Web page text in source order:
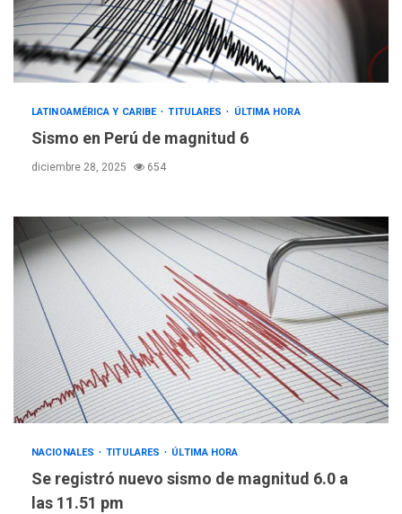
LATINOAMÉRICA Y CARIBE TITULARES ÚLTIMA HORA
Sismo en Perú de magnitud 6
diciembre 28, 2025 654
NACIONALES TITULARES ÚLTIMA HORA
Se registró nuevo sismo de magnitud 6.0 a
las 11.51 pm